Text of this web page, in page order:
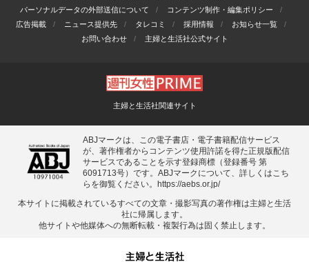
パーソナルデータの外部送信について
コンテンツ制作・編集ポリシー
広告掲載
ニュース提供先 タレコミ 採用情報
お知らせ一覧
お問い合わせ
主婦と生活社公式サイト
主婦と生活社関連サイト
ABJマークは、この電子書店・電子書籍配信サービス
が、著作権者からコンテンツ使用許諾を得た正規版配信
サービスであることを示す登録商標（登録番号 第
6091713号）です。ABJマークについて、詳しくはこち
らを御覧ください。 https://aebs.or.jp/
本サイトに掲載されているすべての⽂章・撮影写真の著作権は主婦と⽣活
社に帰属します。
他サイトや他媒体への無断転載・複製⾏為は固く禁⽌します。